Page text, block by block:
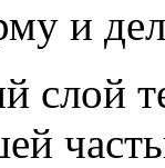
и
слой